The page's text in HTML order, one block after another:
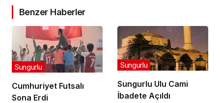
Benzer Haberler
Cumhuriyet Futsalı
Sona Erdi
Sungurlu
Sungurlu Ulu Cami
İbadete Açıldı
Sungurlu